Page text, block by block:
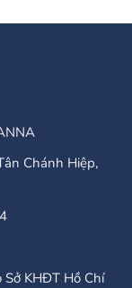
Chánh Hiệp,
KHĐT Hồ Chí